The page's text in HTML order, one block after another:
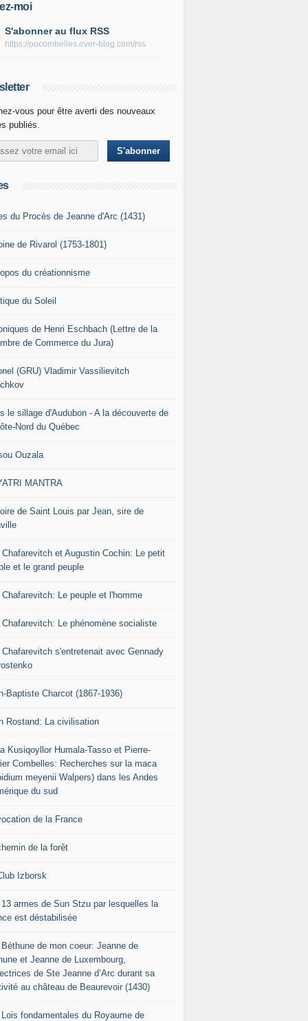
moi
S'abonner au flux RSS
https://pocombelles.over-blog.com/rss
vous pour être averti des nouveaux
publiés.
du Procès de Jeanne d'Arc (1431)
de Rivarol (1753-1801)
du créationnisme
du Soleil
de Henri Eschbach (Lettre de la
de Commerce du Jura)
(GRU) Vladimir Vassilievitch
le sillage d'Audubon - A la découverte de
Nord du Québec
Ouzala
MANTRA
de Saint Louis par Jean, sire de
Chafarevitch et Augustin Cochin: Le petit
et le grand peuple
Chafarevitch: Le peuple et l'homme
Chafarevitch: Le phénomène socialiste
Chafarevitch s'entretenait avec Gennady
Baptiste Charcot (1867-1936)
Rostand: La civilisation
Kusiqoyllor Humala-Tasso et Pierre-
Combelles: Recherches sur la maca
meyenii Walpers) dans les Andes
du sud
de la France
de la forêt
Izborsk
13 armes de Sun Stzu par lesquelles la
est déstabilisée
de mon coeur: Jeanne de
et Jeanne de Luxembourg,
de Ste Jeanne d’Arc durant sa
au château de Beaurevoir (1430)
fondamentales du Royaume de